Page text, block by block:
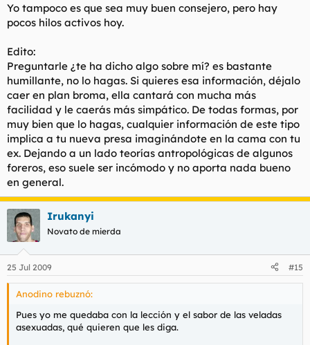
Yo tampoco es que sea muy buen consejero, pero hay
pocos hilos activos hoy.
Edito:
Preguntarle ¿te ha dicho algo sobre mí? es bastante
humillante, no lo hagas. Si quieres esa información, déjalo
caer en plan broma, ella cantará con mucha más
facilidad y le caerás más simpático. De todas formas, por
muy bien que lo hagas, cualquier información de este tipo
implica a tu nueva presa imaginándote en la cama con tu
ex. Dejando a un lado teorías antropológicas de algunos
foreros, eso suele ser incómodo y no aporta nada bueno
en general.
Irukanyi
Novato de mierda
25 Jul 2009 #15
Anodino rebuznó:
Pues yo me quedaba con la lección y el sabor de las veladas
asexuadas, qué quieren que les diga.